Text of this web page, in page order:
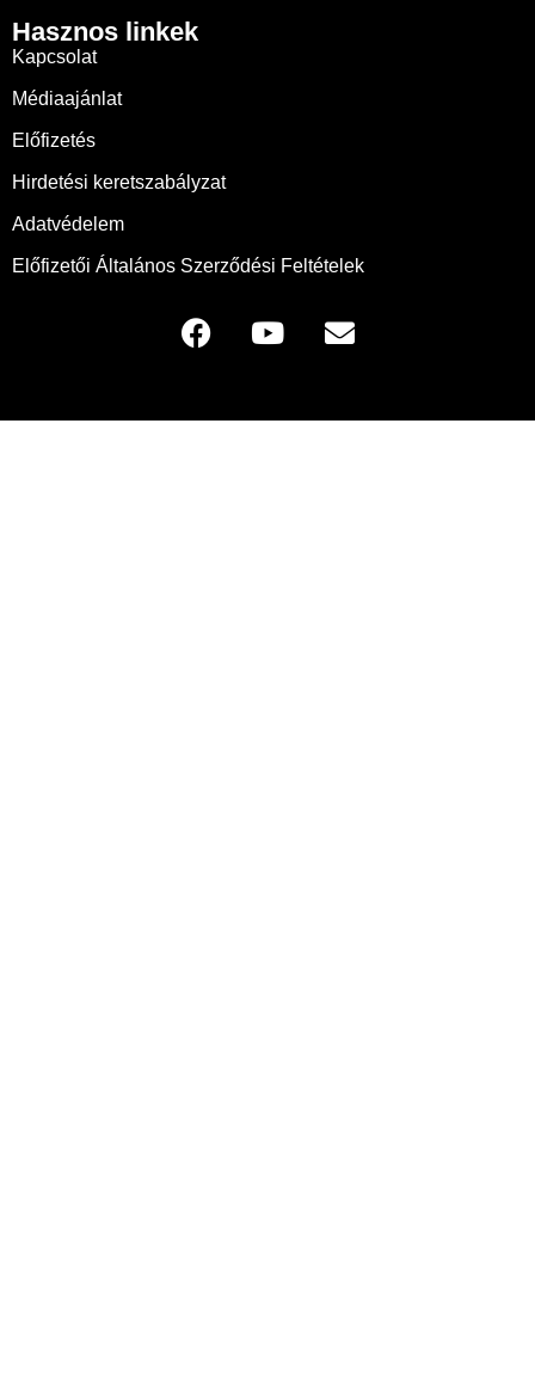
Hasznos linkek
Kapcsolat
Médiaajánlat
Előfizetés
Hirdetési keretszabályzat
Adatvédelem
Előfizetői Általános Szerződési Feltételek